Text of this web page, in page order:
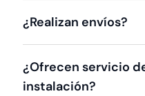
¿Realizan envíos?
¿Ofrecen servicio
instalación?